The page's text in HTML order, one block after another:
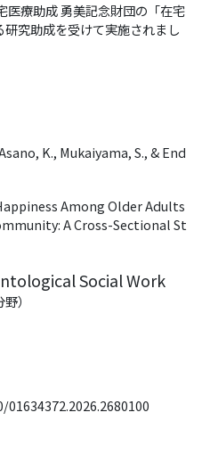
療助成 勇美記念財団の「在宅
究助成を受けて実施されまし
K., Mukaiyama, S., & End
Among Older Adults
A Cross-Sectional St
Social Work
）